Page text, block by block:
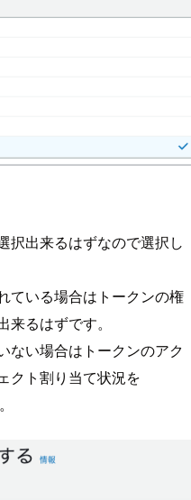
択出来るはずなので選択し
ている場合はトークンの権
るはずです。
ない場合はトークンのアク
クト割り当て状況を